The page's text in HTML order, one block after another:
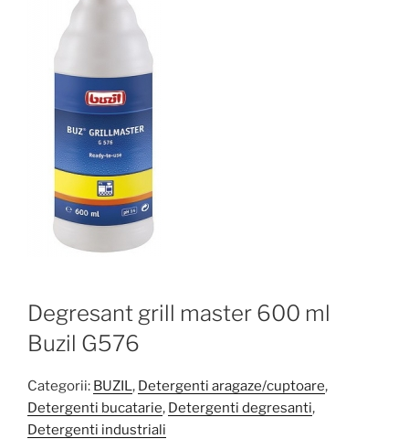
Degresant grill master 600 ml
Buzil G576
Categorii: BUZIL, Detergenti aragaze/cuptoare,
Detergenti bucatarie, Detergenti degresanti,
Detergenti industriali